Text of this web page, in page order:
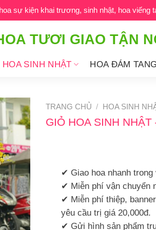
sự kiện khai trương, sinh nhật, hoa viếng
TƯƠI GIAO TẬN
HOA SINH NHẬT HOA ĐÁM TANG
TRANG CHỦ / HOA SINH
GIỎ HOA SINH NHẬT
✔ Giao hoa nhanh trong
✔ Miễn phí vận chuyển
✔ Miễn phí thiệp,
yêu cầu trị giá 20,000đ.
✔ Gửi hình sản phẩm